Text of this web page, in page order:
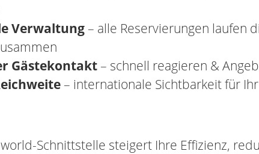
Verwaltung– alle Reservierungen laufen
Gästekontakt– schnell reagieren &
– internationale Sichtbarkeit für
Schnittstelle steigert Ihre Effizienz,